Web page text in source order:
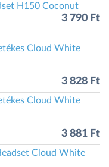
H150 Coconut
3 790 Ft
Cloud White
3 828 Ft
Cloud White
3 881 Ft
Cloud White